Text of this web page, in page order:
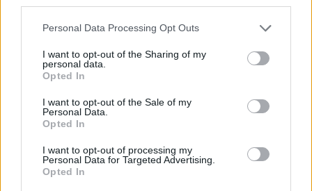
Personal Data Processing Opt Outs
I want to opt-out of the Sharing of my
personal data.
Opted In
I want to opt-out of the Sale of my
Personal Data.
Opted In
I want to opt-out of processing my
Personal Data for Targeted Advertising.
Opted In
Β’ Εθνική Γυναικών: Συνεχίζει
«στραβοπάτημα» το Άργος- Η
βαθμολογία
MORE POSTS
ΝΕΑ